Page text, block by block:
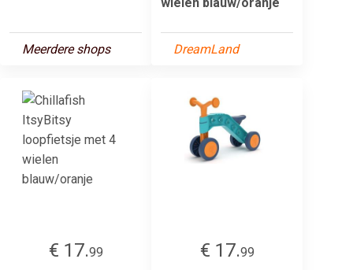
Meerdere shops DreamLand
€ 17.99
€ 17.99